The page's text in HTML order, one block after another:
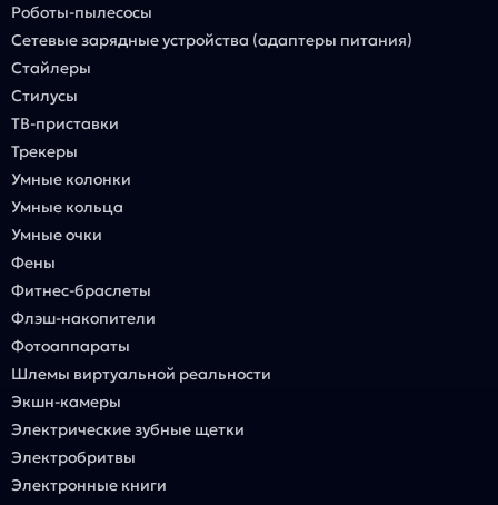
Роботы-пылесосы
Сетевые зарядные устройства (адаптеры питания)
Стайлеры
Стилусы
ТВ-приставки
Трекеры
Умные колонки
Умные кольца
Умные очки
Фены
Фитнес-браслеты
Флэш-накопители
Фотоаппараты
Шлемы виртуальной реальности
Экшн-камеры
Электрические зубные щетки
Электробритвы
Электронные книги